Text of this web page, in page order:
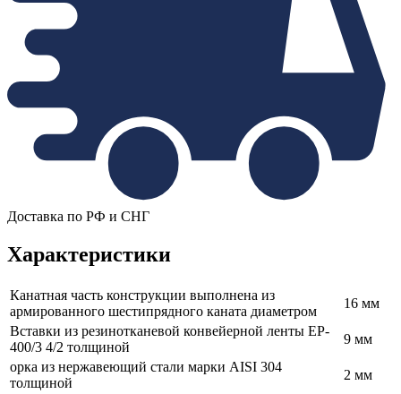
Доставка по РФ и СНГ
Характеристики
Канатная часть конструкции выполнена из
армированного шестипрядного каната диаметром
16 мм
Вставки из резинотканевой конвейерной ленты EP-
400/3 4/2 толщиной
9 мм
орка из нержавеющий стали марки AISI 304
толщиной
2 мм